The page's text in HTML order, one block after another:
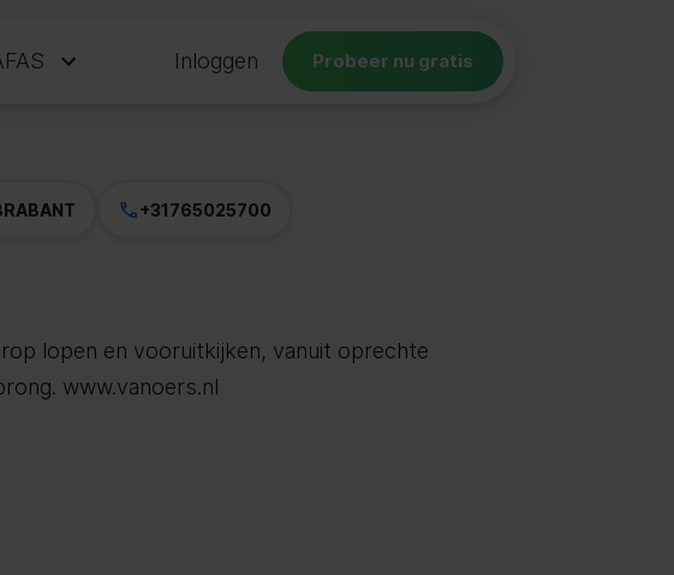
Inloggen Probeer nu gratis
+31765025700
lopen en vooruitkijken, vanuit oprechte
www.vanoers.nl